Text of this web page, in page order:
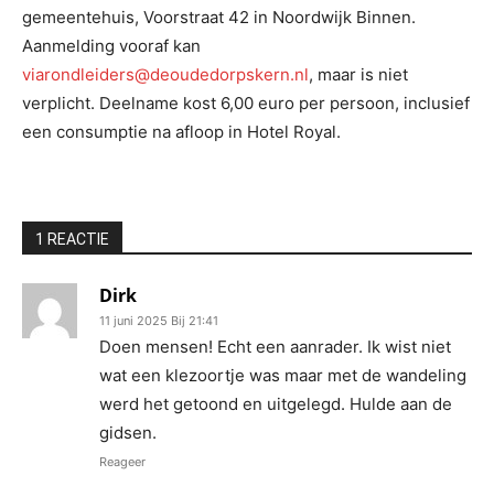
gemeentehuis, Voorstraat 42 in Noordwijk Binnen.
Aanmelding vooraf kan
viarondleiders@deoudedorpskern.nl, maar is niet
verplicht. Deelname kost 6,00 euro per persoon, inclusief
een consumptie na afloop in Hotel Royal.
1 REACTIE
Dirk
11 juni 2025 Bij 21:41
Doen mensen! Echt een aanrader. Ik wist niet
wat een klezoortje was maar met de wandeling
werd het getoond en uitgelegd. Hulde aan de
gidsen.
Reageer